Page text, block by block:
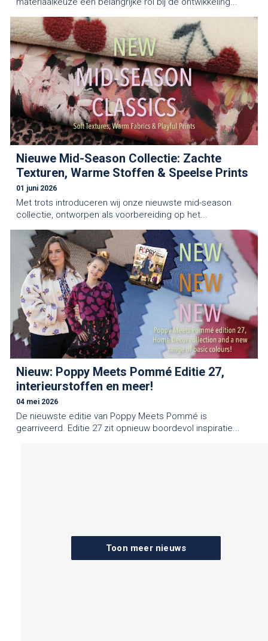
Nieuwe Mid-Season Collectie: Zachte
Texturen, Warme Stoffen & Speelse Prints
01 juni 2026
Met trots introduceren wij onze nieuwste mid-season
collectie, ontworpen als voorbereiding op het...
Nieuw: Poppy Meets Pommé Editie 27,
interieurstoffen en meer!
04 mei 2026
De nieuwste editie van Poppy Meets Pommé is
gearriveerd. Editie 27 zit opnieuw boordevol inspiratie...
Toon meer nieuws